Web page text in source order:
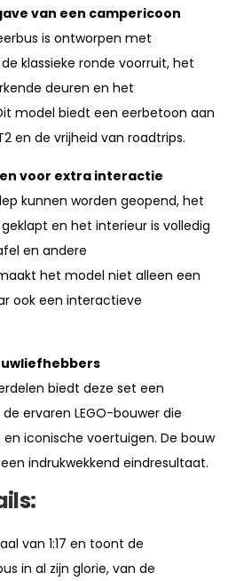
van een campericoon
is ontworpen met
klassieke ronde voorruit, het
deuren en het
model biedt een eerbetoon aan
en de vrijheid van roadtrips.
voor extra interactie
kunnen worden geopend, het
en het interieur is volledig
en andere
het model niet alleen een
ook een interactieve
biedt deze set een
ervaren LEGO-bouwer die
iconische voertuigen. De bouw
indrukwekkend eindresultaat.
van 1:17 en toont de
in al zijn glorie, van de